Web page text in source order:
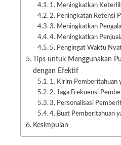
1. Meningkatkan
2. Peningkatan Retensi
3. Meningkatkan
4. Meningkatkan
5. Pengingat Waktu
Tips untuk Menggunakan
dengan Efektif
1. Kirim Pemberitahuan
2. Jaga Frekuensi
3. Personalisasi
4. Buat Pemberitahuan
Kesimpulan